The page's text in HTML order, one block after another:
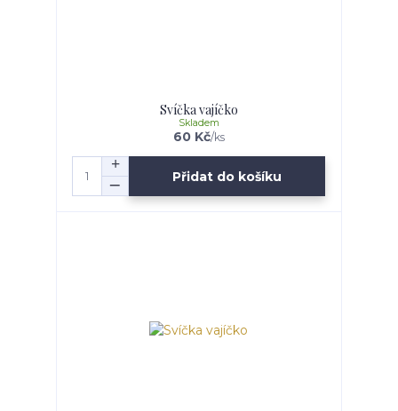
Svíčka vajíčko
60 Kč/ks
Skladem
Přidat do košíku